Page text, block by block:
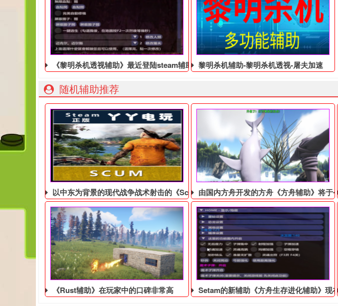
《黎明杀机透视辅助》最近登陆steam辅助平台，获得玩家84%的好评
黎明杀机辅助-黎明杀机透视-屠夫加速
随机辅助推荐
以中东为背景的现代战争战术射击的《Scum辅助》由国内方舟开发的方舟《方舟辅助​》将于
《Rust辅助》在玩家中的口碑非常高 Setam的新辅助《方舟生存进化辅助》现